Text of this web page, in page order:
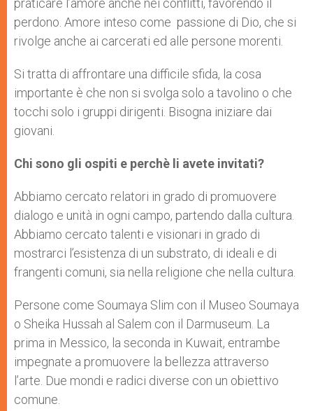
praticare l’amore anche nei conflitti, favorendo il
perdono. Amore inteso come passione di Dio, che si
rivolge anche ai carcerati ed alle persone morenti.
Si tratta di affrontare una difficile sfida, la cosa
importante è che non si svolga solo a tavolino o che
tocchi solo i gruppi dirigenti. Bisogna iniziare dai
giovani.
Chi sono gli ospiti e perchè li avete invitati?
Abbiamo cercato relatori in grado di promuovere
dialogo e unità in ogni campo, partendo dalla cultura.
Abbiamo cercato talenti e visionari in grado di
mostrarci l’esistenza di un substrato, di ideali e di
frangenti comuni, sia nella religione che nella cultura.
Persone come Soumaya Slim con il Museo Soumaya
o Sheika Hussah al Salem con il Darmuseum. La
prima in Messico, la seconda in Kuwait, entrambe
impegnate a promuovere la bellezza attraverso
l’arte. Due mondi e radici diverse con un obiettivo
comune.